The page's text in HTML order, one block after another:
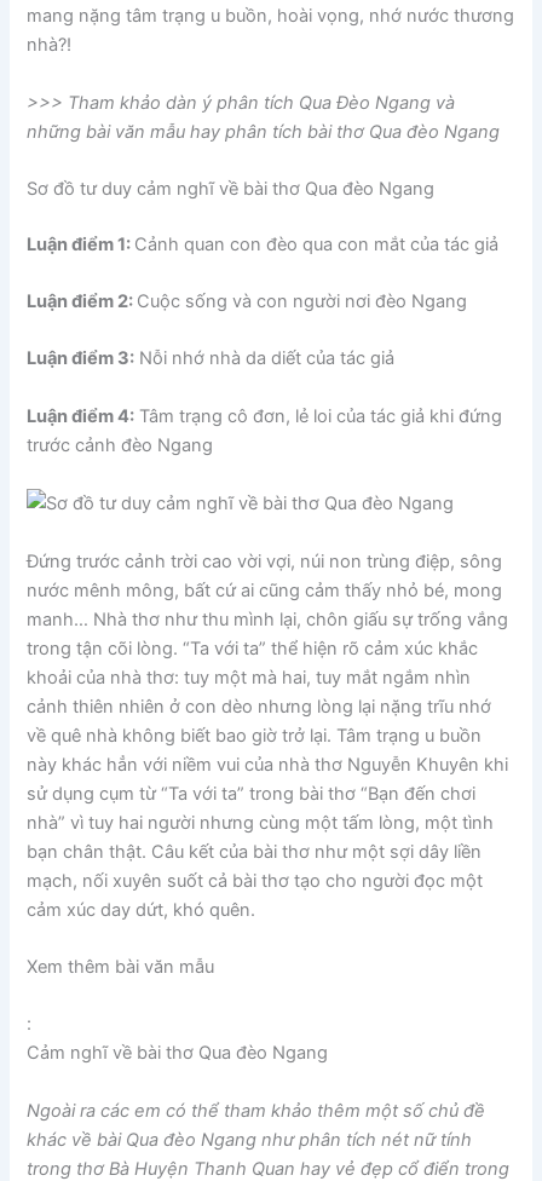
mang nặng tâm trạng u buồn, hoài vọng, nhớ nước thương
nhà?!
>>> Tham khảo dàn ý phân tích Qua Đèo Ngang và
những bài văn mẫu hay phân tích bài thơ Qua đèo Ngang
Sơ đồ tư duy cảm nghĩ về bài thơ Qua đèo Ngang
Luận điểm 1: Cảnh quan con đèo qua con mắt của tác giả
Luận điểm 2: Cuộc sống và con người nơi đèo Ngang
Luận điểm 3: Nỗi nhớ nhà da diết của tác giả
Luận điểm 4: Tâm trạng cô đơn, lẻ loi của tác giả khi đứng
trước cảnh đèo Ngang
Đứng trước cảnh trời cao vời vợi, núi non trùng điệp, sông
nước mênh mông, bất cứ ai cũng cảm thấy nhỏ bé, mong
manh… Nhà thơ như thu mình lại, chôn giấu sự trống vắng
trong tận cõi lòng. “Ta với ta” thể hiện rõ cảm xúc khắc
khoải của nhà thơ: tuy một mà hai, tuy mắt ngắm nhìn
cảnh thiên nhiên ở con dèo nhưng lòng lại nặng trĩu nhớ
về quê nhà không biết bao giờ trở lại. Tâm trạng u buồn
này khác hẳn với niềm vui của nhà thơ Nguyễn Khuyên khi
sử dụng cụm từ “Ta với ta” trong bài thơ “Bạn đến chơi
nhà” vì tuy hai người nhưng cùng một tấm lòng, một tình
bạn chân thật. Câu kết của bài thơ như một sợi dây liền
mạch, nối xuyên suốt cả bài thơ tạo cho người đọc một
cảm xúc day dứt, khó quên.
Xem thêm bài văn mẫu
:
Cảm nghĩ về bài thơ Qua đèo Ngang
Ngoài ra các em có thể tham khảo thêm một số chủ đề
khác về bài Qua đèo Ngang như phân tích nét nữ tính
trong thơ Bà Huyện Thanh Quan hay vẻ đẹp cổ điển trong